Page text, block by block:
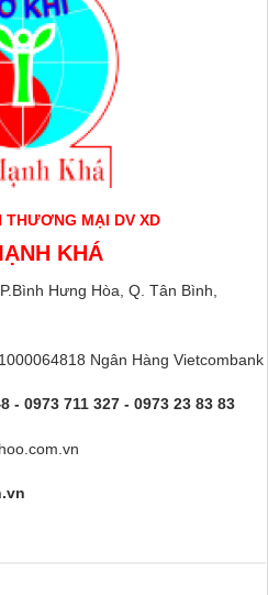
THƯƠNG MẠI DV XD
KHÁ
Hưng Hòa, Q. Tân Bình,
Ngân Hàng Vietcombank
- 0973 711 327 - 0973 23 83 83